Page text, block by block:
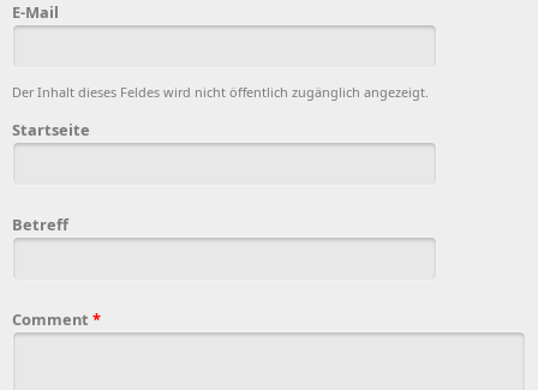
E-Mail
Der Inhalt dieses Feldes wird nicht öffentlich zugänglich angezeigt.
Startseite
Betreff
Comment *